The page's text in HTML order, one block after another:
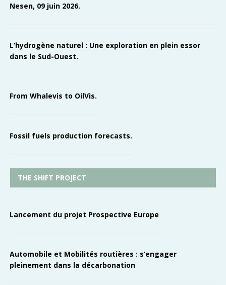
Nesen, 09 juin 2026.
L’hydrogène naturel : Une exploration en plein essor
dans le Sud-Ouest.
From Whalevis to OilVis.
Fossil fuels production forecasts.
THE SHIFT PROJECT
Lancement du projet Prospective Europe
Automobile et Mobilités routières : s’engager
pleinement dans la décarbonation